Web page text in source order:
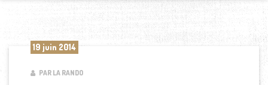
19 juin 2014
PAR LA RANDO